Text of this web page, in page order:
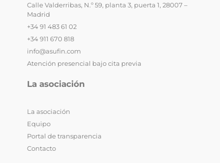
Calle Valderribas, N.º 59, planta 3, puerta 1, 28007 –
Madrid
+34 91 483 61 02
+34 911 670 818
info@asufin.com
Atención presencial bajo cita previa
La asociación
La asociación
Equipo
Portal de transparencia
Contacto